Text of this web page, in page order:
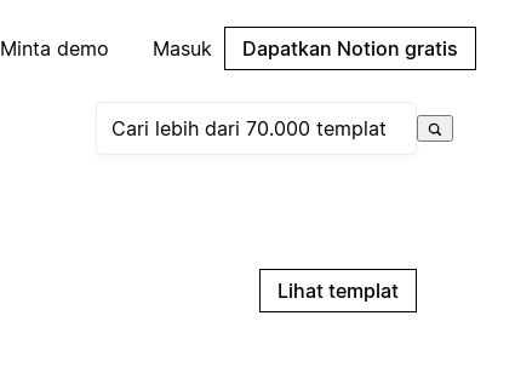
Minta demo Masuk Dapatkan Notion gratis
Lihat templat